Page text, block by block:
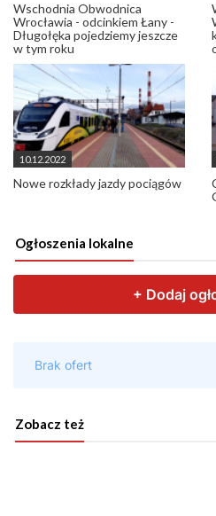
Wschodnia Obwodnica
Wrocławia - odcinkiem Łany -
Długołęka pojedziemy jeszcze
w tym roku
10.12.2022
Nowe rozkłady jazdy pociągów
Ogłoszenia lokalne
Zobacz też